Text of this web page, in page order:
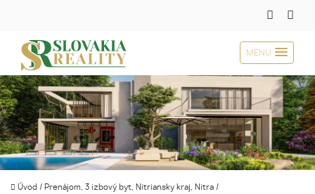
MENU
Úvod / Prenájom, 3 izbový byt, Nitriansky kraj, Nitra /